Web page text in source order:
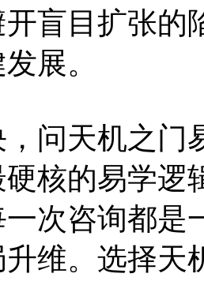
盲目扩张的
展。
问天机之门
核的易学逻
次咨询都是
维。选择天